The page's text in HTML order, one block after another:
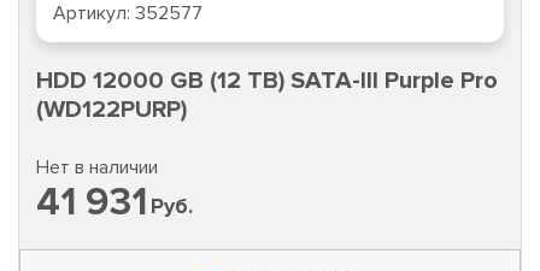
Артикул: 352577
HDD 12000 GB (12 TB) SATA-III Purple Pro
(WD122PURP)
Нет в наличии
41 931 Руб.